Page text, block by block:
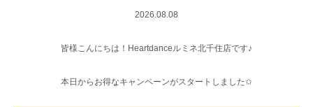
2026.08.08
皆様こんにちは！Heartdanceルミネ北千住店です♪
本日からお得なキャンペーンがスタートしました✩